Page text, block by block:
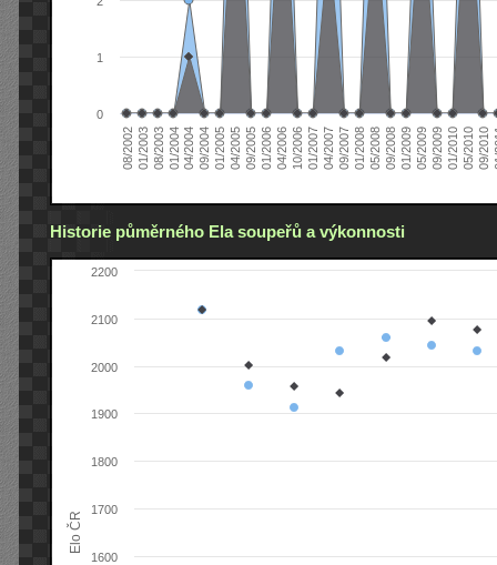
08/200201/200308/200301/200404/200409/200401/200504/200509/200501/200604/200610/200601/200704/200709/200701/200805/200809/200801/200905/200909/200901/201005/201009/2010
0
1
Historie půměrného Ela soupeřů a výkonnosti
Elo ČR
1600
1700
1800
1900
2000
2100
2200